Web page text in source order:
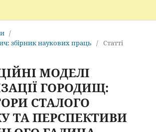
/
збірник наукових праць / Статті
МОДЕЛІ
ГОРОДИЩ:
СТАЛОГО
ТА ПЕРСПЕКТИВИ